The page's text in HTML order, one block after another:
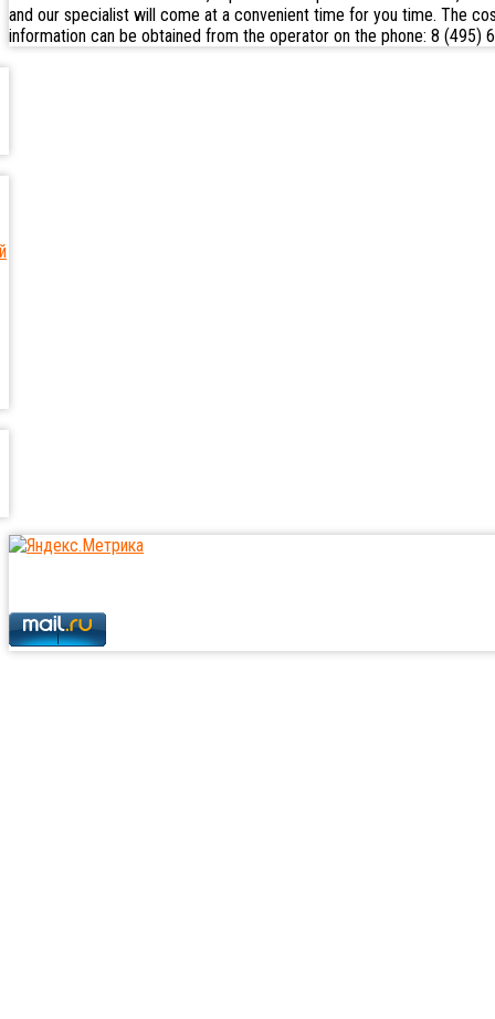
and our specialist will come at a convenient time for you time. The
information can be obtained from the operator on the phone: 8 (495)